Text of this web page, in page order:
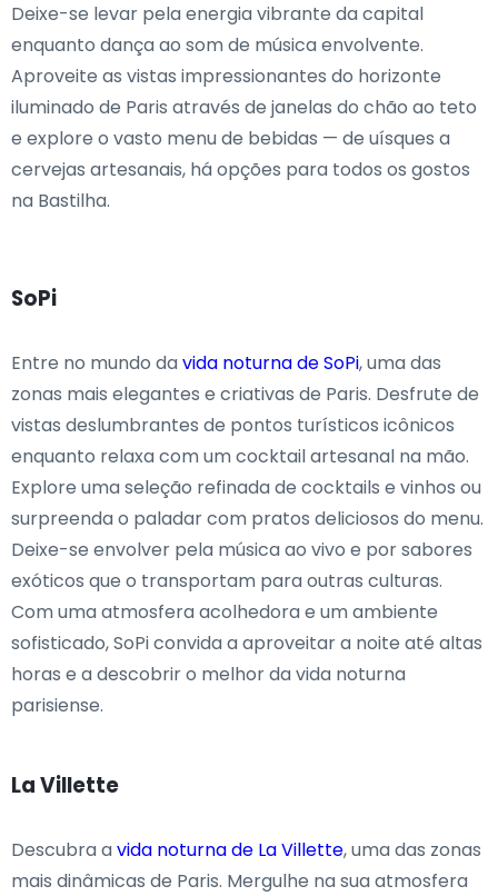
Deixe-se levar pela energia vibrante da capital
enquanto dança ao som de música envolvente.
Aproveite as vistas impressionantes do horizonte
iluminado de Paris através de janelas do chão ao teto
e explore o vasto menu de bebidas — de uísques a
cervejas artesanais, há opções para todos os gostos
na Bastilha.
SoPi
Entre no mundo davida noturna de SoPi, uma das
zonas mais elegantes e criativas de Paris. Desfrute de
vistas deslumbrantes de pontos turísticos icônicos
enquanto relaxa com um cocktail artesanal na mão.
Explore uma seleção refinada de cocktails e vinhos ou
surpreenda o paladar com pratos deliciosos do menu.
Deixe-se envolver pela música ao vivo e por sabores
exóticos que o transportam para outras culturas.
Com uma atmosfera acolhedora e um ambiente
sofisticado, SoPi convida a aproveitar a noite até altas
horas e a descobrir o melhor da vida noturna
parisiense.
La Villette
Descubra avida noturna de La Villette, uma das zonas
mais dinâmicas de Paris. Mergulhe na sua atmosfera